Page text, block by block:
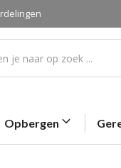
Opbergen